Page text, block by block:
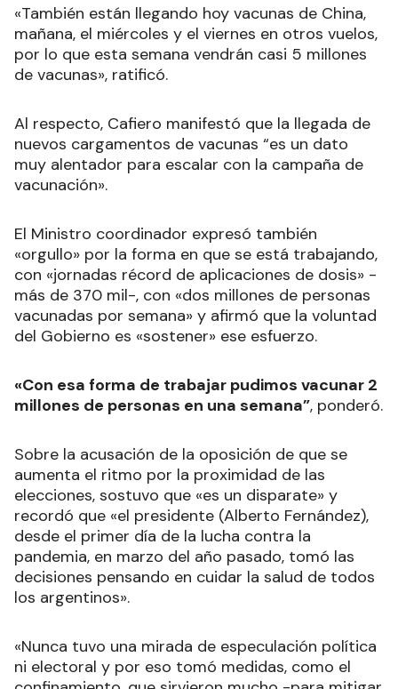
«También están llegando hoy vacunas de China,
mañana, el miércoles y el viernes en otros vuelos,
por lo que esta semana vendrán casi 5 millones
de vacunas», ratificó.
Al respecto, Cafiero manifestó que la llegada de
nuevos cargamentos de vacunas “es un dato
muy alentador para escalar con la campaña de
vacunación».
El Ministro coordinador expresó también
«orgullo» por la forma en que se está trabajando,
con «jornadas récord de aplicaciones de dosis» -
más de 370 mil-, con «dos millones de personas
vacunadas por semana» y afirmó que la voluntad
del Gobierno es «sostener» ese esfuerzo.
«Con esa forma de trabajar pudimos vacunar 2
millones de personas en una semana”, ponderó.
Sobre la acusación de la oposición de que se
aumenta el ritmo por la proximidad de las
elecciones, sostuvo que «es un disparate» y
recordó que «el presidente (Alberto Fernández),
desde el primer día de la lucha contra la
pandemia, en marzo del año pasado, tomó las
decisiones pensando en cuidar la salud de todos
los argentinos».
«Nunca tuvo una mirada de especulación política
ni electoral y por eso tomó medidas, como el